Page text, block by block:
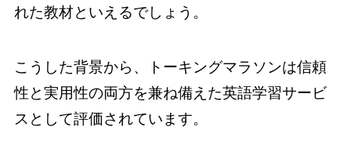
れた教材といえるでしょう。
こうした背景から、トーキングマラソンは信頼
性と実用性の両方を兼ね備えた英語学習サービ
スとして評価されています。